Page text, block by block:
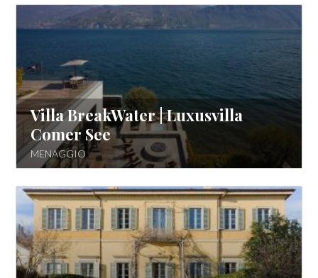
Villa BreakWater | Luxusvilla
Comer See
MENAGGIO